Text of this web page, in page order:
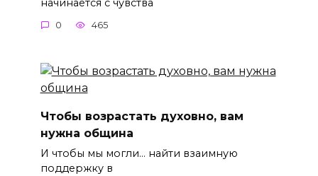
0 465
Чтобы возрастать духовно, вам
нужна община
И чтобы мы могли… найти взаимную
поддержку в